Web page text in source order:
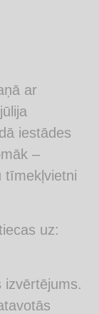
ar
iestādes
–
tīmekļvietni
uz:
izvērtējums.